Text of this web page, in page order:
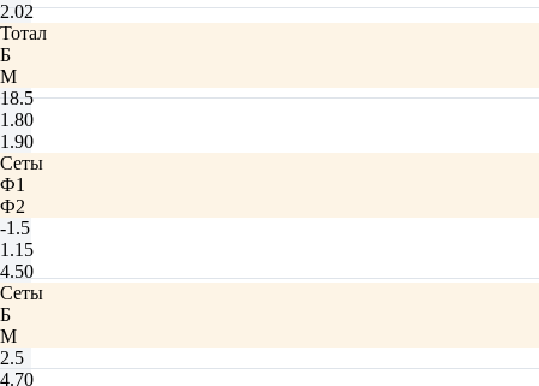
2.02
Тотал
Б
М
18.5
1.80
1.90
Сеты
Ф1
Ф2
-1.5
1.15
4.50
Сеты
Б
М
2.5
4.70